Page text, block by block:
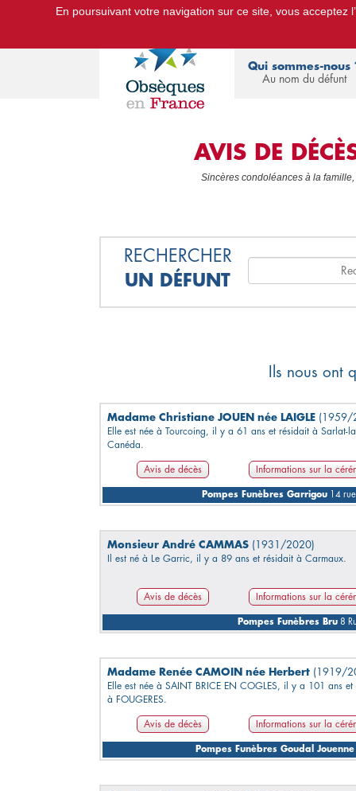
Le Portail d'Informations Obsèques :devis
Qui sommes-nous
Au nom du défunt
AVIS DE
Sincères condoléances à la
RECHERCHER
UN DÉFUNT
Ils nous ont
Madame Christiane JOUEN née LAIGLE (1959/
Elle est née à Tourcoing, il y a 61 ans et résidait à Sarlat-
Canéda.
Avis de décès Informations sur la
Pompes Funèbres Garrigou 14
Monsieur André CAMMAS (1931/2020)
Il est né à Le Garric, il y a 89 ans et résidait à Carmaux.
Avis de décès Informations sur la
Pompes Funèbres Bru8
Madame Renée CAMOIN née Herbert (1919/
Elle est née à SAINT BRICE EN COGLES, il y a 101 ans et
à FOUGERES.
Avis de décès Informations sur la
Pompes Funèbres Goudal Jouenne
En poursuivant votre navigation sur ce site, vous